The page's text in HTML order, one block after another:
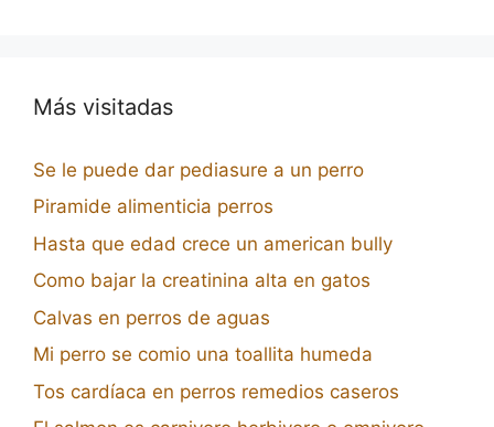
Más visitadas
Se le puede dar pediasure a un perro
Piramide alimenticia perros
Hasta que edad crece un american bully
Como bajar la creatinina alta en gatos
Calvas en perros de aguas
Mi perro se comio una toallita humeda
Tos cardíaca en perros remedios caseros